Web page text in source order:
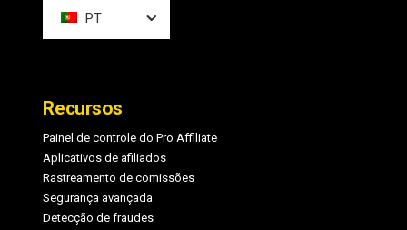
PT
Recursos
Painel de controle do Pro Affiliate
Aplicativos de afiliados
Rastreamento de comissões
Segurança avançada
Detecção de fraudes